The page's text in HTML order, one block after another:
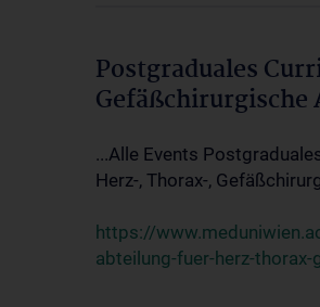
Postgraduales
...Alle Events
Herz-, Thorax-,
https://
abteilung-fuer-herz-